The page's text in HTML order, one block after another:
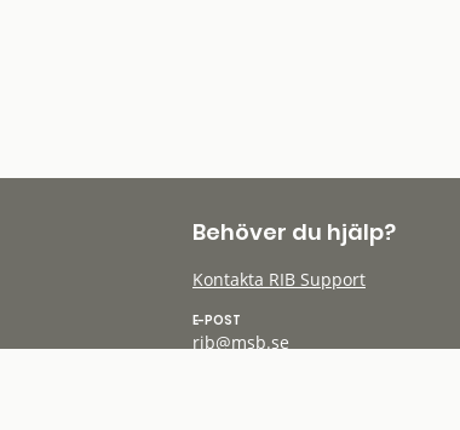
Behöver du hjälp?
Kontakta RIB Support
E-POST
rib@msb.se